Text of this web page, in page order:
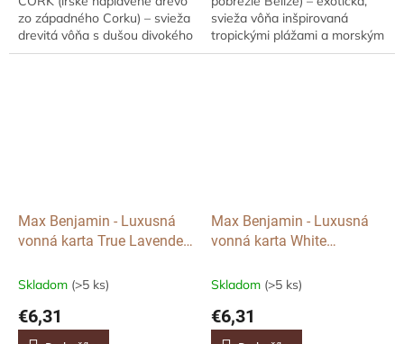
zo západného Corku) – svieža
drevitá vôňa s dušou divokého
Írska Preneste sa na
svieža vôňa inšpirovaná
tropickými plážami a morským
vánkom. Zatvorte oči a
Max Benjamin - Luxusná
vonná karta True Lavender,
Skladom (>5 ks)
€6,31
Max Benjamin - Luxusná
vonná karta White
Skladom (>5 ks)
€6,31